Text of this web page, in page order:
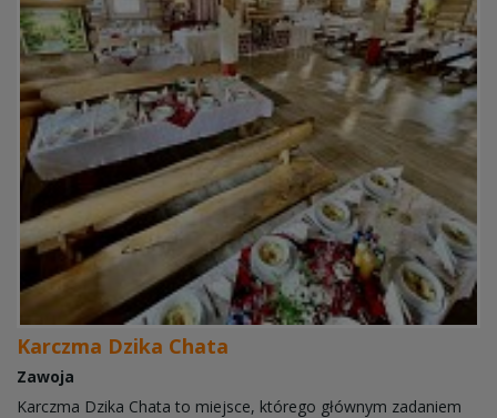
Karczma Dzika Chata
Zawoja
Karczma Dzika Chata to miejsce, którego głównym zadaniem